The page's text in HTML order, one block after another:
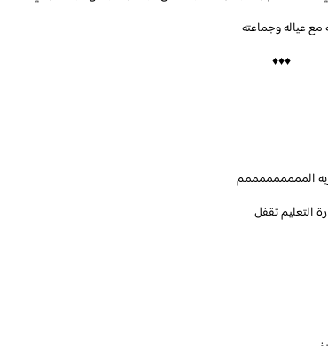
مع عياله وجماعته
♦♦♦
التعليم تقفل